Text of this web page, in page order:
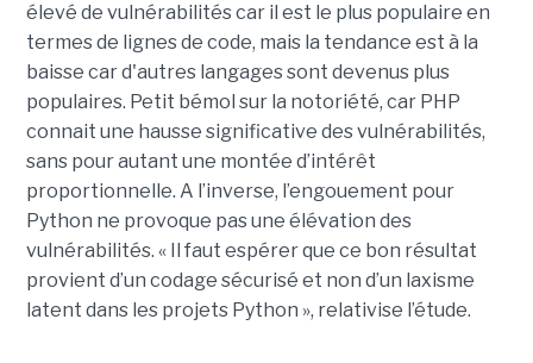
élevé de vulnérabilités car il est le plus populaire en
termes de lignes de code, mais la tendance est à la
baisse car d'autres langages sont devenus plus
populaires. Petit bémol sur la notoriété, car PHP
connait une hausse significative des vulnérabilités,
sans pour autant une montée d’intérêt
proportionnelle. A l’inverse, l’engouement pour
Python ne provoque pas une élévation des
vulnérabilités. « Il faut espérer que ce bon résultat
provient d’un codage sécurisé et non d’un laxisme
latent dans les projets Python », relativise l’étude.